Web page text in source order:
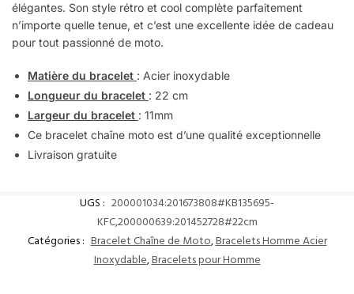
élégantes. Son style rétro et cool complète parfaitement
n’importe quelle tenue, et c’est une excellente idée de cadeau
pour tout passionné de moto.
Matière du bracelet : Acier inoxydable
Longueur du bracelet : 22 cm
Largeur du bracelet : 11mm
Ce bracelet chaîne moto est d’une qualité exceptionnelle
Livraison gratuite
UGS : 200001034:201673808#KB135695-
KFC,200000639:201452728#22cm
Catégories : Bracelet Chaîne de Moto,Bracelets Homme Acier
Inoxydable,Bracelets pour Homme